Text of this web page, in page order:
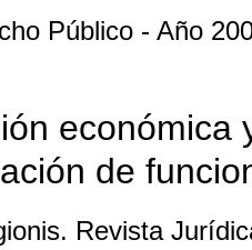
Público - Año
económica
de
Revista